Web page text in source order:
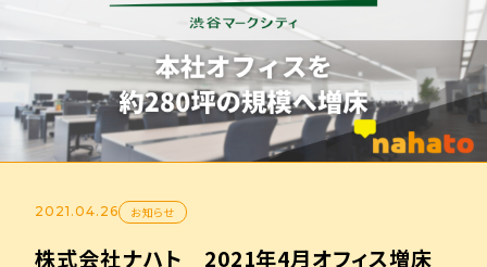
2021.04.26 お知らせ
株式会社ナハト 2021年4月オフィス増床